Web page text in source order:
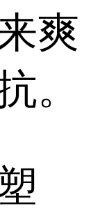
爽
。